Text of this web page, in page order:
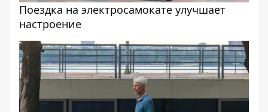
Поездка на электросамокате улучшает
настроение